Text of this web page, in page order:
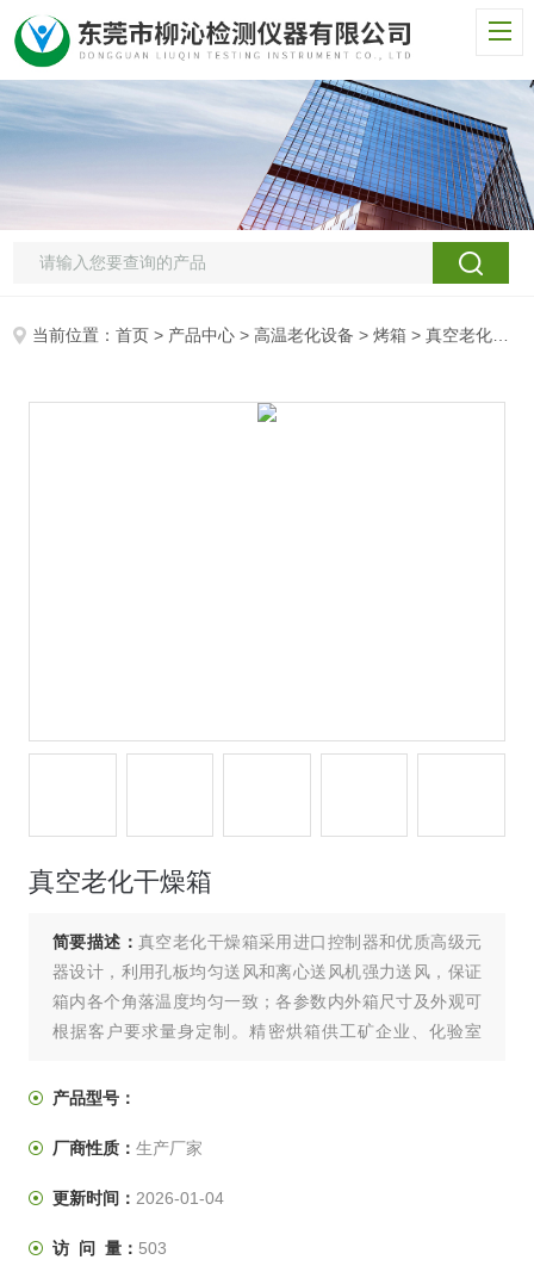
当前位置：首页 > 产品中心 >高温老化设备 >烤箱 > 真空老化干燥箱
真空老化干燥箱
简要描述：真空老化干燥箱采用进口控制器和优质高级元
器设计，利用孔板均匀送风和离心送风机强力送风，保证
箱内各个角落温度均匀一致；各参数内外箱尺寸及外观可
根据客户要求量身定制。精密烘箱供工矿企业、化验室
产品型号：
厂商性质： 生产厂家
更新时间： 2026-01-04
访 问 量： 503